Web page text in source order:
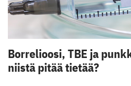
Borrelioosi, TBE ja
niistä pitää tietää?